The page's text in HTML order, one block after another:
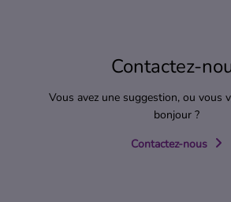
Contactez-
Vous avez une suggestion, ou vous
bonjour ?
Contactez-nous